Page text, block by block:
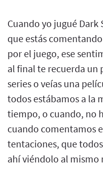
Cuando yo jugué Dark
que estás
por el juego, ese
al final te recuerda un
series o veías una
todos estábamos a la
tiempo, o cuando, no
cuando comentamos
tentaciones, que
ahí viéndolo al mismo